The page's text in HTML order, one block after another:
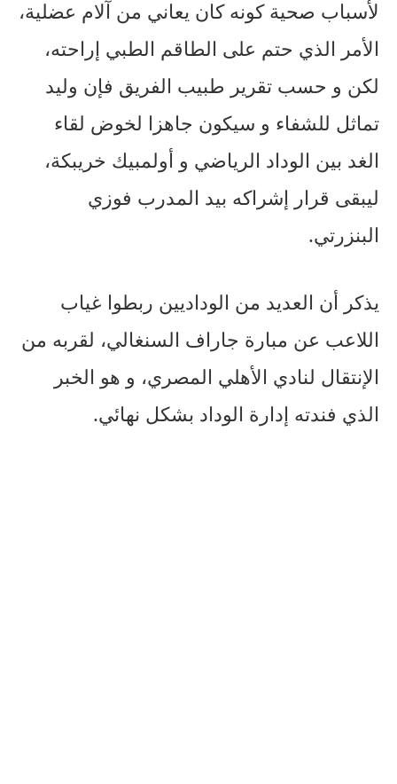
لأسباب صحية كونه كان يعاني من آلام عضلية،
الأمر الذي حتم على الطاقم الطبي إراحته،
لكن و حسب تقرير طبيب الفريق فإن وليد
تماثل للشفاء و سيكون جاهزا لخوض لقاء
الغد بين الوداد الرياضي و أولمبيك خريبكة،
ليبقى قرار إشراكه بيد المدرب فوزي
البنزرتي.
يذكر أن العديد من الوداديين ربطوا غياب
اللاعب عن مبارة جاراف السنغالي، لقربه من
الإنتقال لنادي الأهلي المصري، و هو الخبر
الذي فندته إدارة الوداد بشكل نهائي.